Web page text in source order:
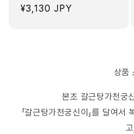
정
¥3,130 JPY
상품
본초 갈근탕가천궁
「갈근탕가천궁신이」를 달여